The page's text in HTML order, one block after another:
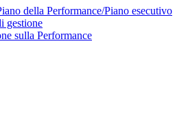
della Performance/Piano esecutivo
gestione
sulla Performance